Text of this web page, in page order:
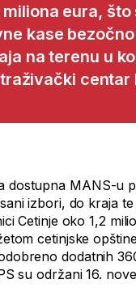
miliona eura,
kase
na terenu u
centar
dostupna MANS-u
izbori, do kraja
Cetinje oko 1,2
cetinjske
dodatnih
su održani 16.